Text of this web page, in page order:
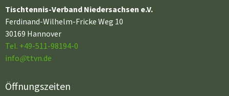
Tischtennis-Verband Niedersachsen e.V.
Ferdinand-Wilhelm-Fricke Weg 10
30169 Hannover
Tel. +49-511-98194-0
info@ttvn.de
Öffnungszeiten